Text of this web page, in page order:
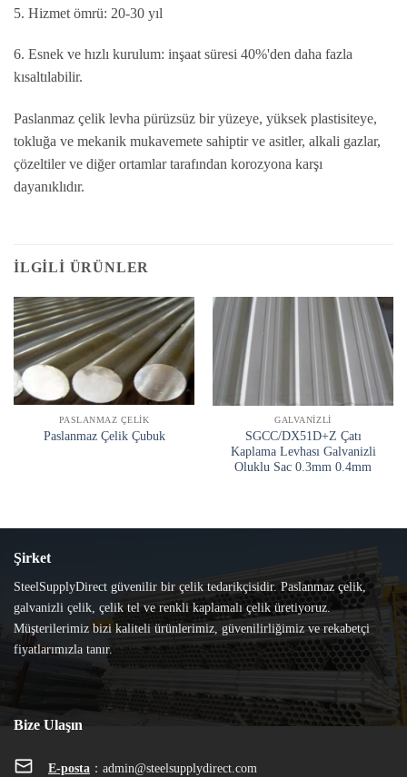
5. Hizmet ömrü: 20-30 yıl
6. Esnek ve hızlı kurulum: inşaat süresi 40%'den daha fazla
kısaltılabilir.
Paslanmaz çelik levha pürüzsüz bir yüzeye, yüksek plastisiteye,
tokluğa ve mekanik mukavemete sahiptir ve asitler, alkali gazlar,
çözeltiler ve diğer ortamlar tarafından korozyona karşı
dayanıklıdır.
İLGILI ÜRÜNLER
PASLANMAZ ÇELIK
Paslanmaz Çelik Çubuk
GALVANIZLI
SGCC/DX51D+Z Çatı
Kaplama Levhası Galvanizli
Oluklu Sac 0.3mm 0.4mm
Şirket
SteelSupplyDirect güvenilir bir çelik tedarikçisidir. Paslanmaz çelik,
galvanizli çelik, çelik tel ve renkli kaplamalı çelik üretiyoruz.
Müşterilerimiz bizi kaliteli ürünlerimiz, güvenilirliğimiz ve rekabetçi
fiyatlarımızla tanır.
Bize Ulaşın
E-posta ： admin@steelsupplydirect.com